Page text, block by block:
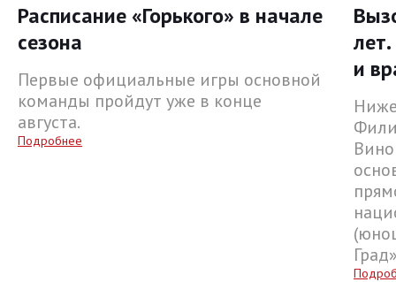
Расписание «Горького» в начале
сезона
Первые официальные игры основной
команды пройдут уже в конце
августа.
Подробнее
и